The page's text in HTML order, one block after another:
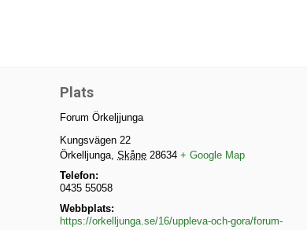
Plats
Forum Örkeljjunga
Kungsvägen 22
Örkelljunga, Skåne 28634 + Google Map
Telefon:
0435 55058
Webbplats:
https://orkelljunga.se/16/uppleva-och-gora/forum-